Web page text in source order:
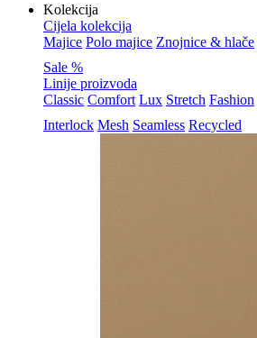
Kolekcija
Cijela kolekcija
Majice Polo majice Znojnice & hlače
Sale %
Linije proizvoda
Classic Comfort Lux Stretch Fashion
Interlock Mesh Seamless Recycled